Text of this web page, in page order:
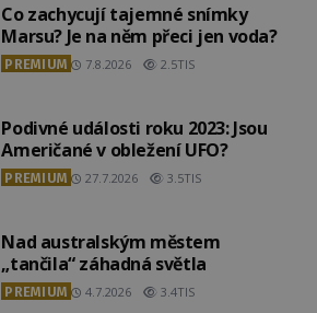
Co zachycují tajemné snímky
Marsu? Je na něm přeci jen voda?
PREMIUM 7.8.2026 2.5TIS
Podivné události roku 2023: Jsou
Američané v obležení UFO?
PREMIUM 27.7.2026 3.5TIS
Nad australským městem
„tančila“ záhadná světla
PREMIUM 4.7.2026 3.4TIS